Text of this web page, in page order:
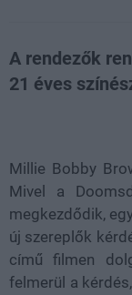
A rendezők
21 éves
Millie Bobby
Mivel a
megkezdődik,
új szereplők
című filmen
felmerül a